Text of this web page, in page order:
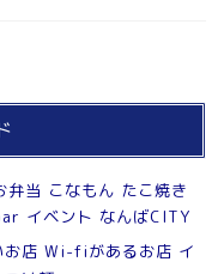
弁当 こなもん たこ焼き
イベント なんばCITY
お店 Wi-fiがあるお店 イ